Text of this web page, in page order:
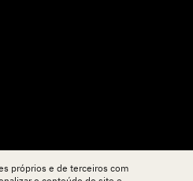
próprios e de terceiros com